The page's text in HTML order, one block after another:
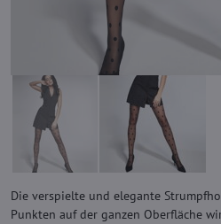
Die verspielte und elegante
Punkten auf der ganzen Oberfläche